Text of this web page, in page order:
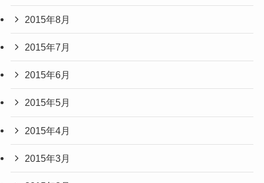
2015年8月
2015年7月
2015年6月
2015年5月
2015年4月
2015年3月